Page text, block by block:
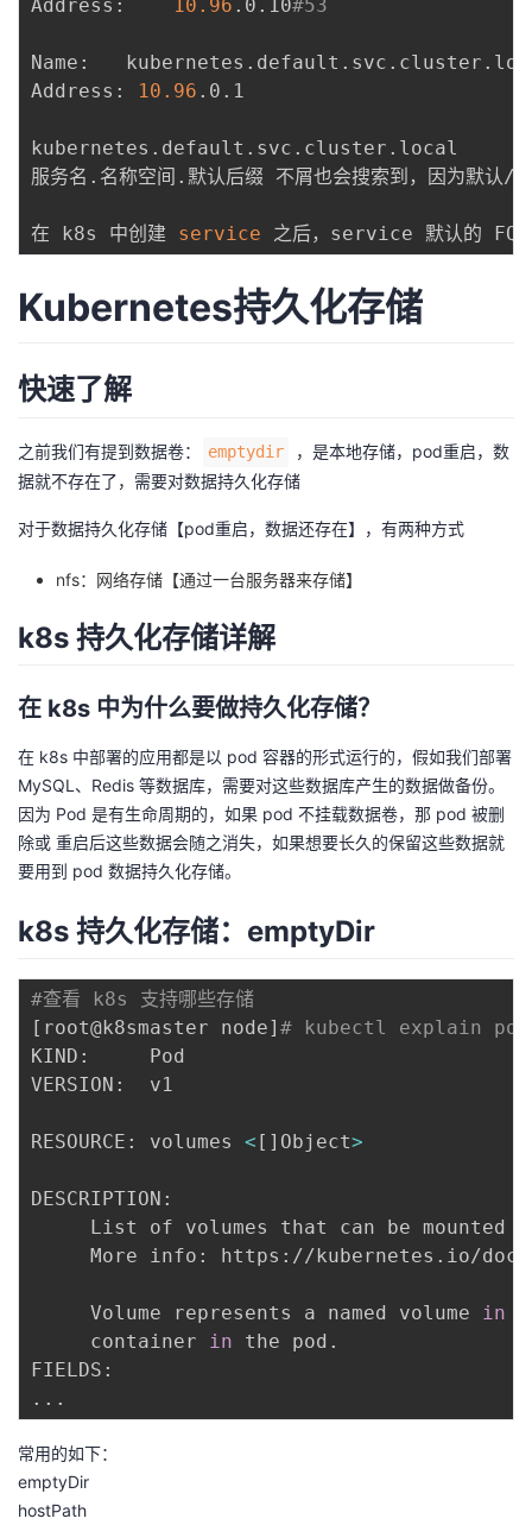
10.96 .0.10#53
Name:	kubernetes.default.svc.cluster.local
Address:
10.96 .0.1
kubernetes.default.svc.cluster.local
服务名.名称空间.默认后缀 不屑也会搜索到，因
在 k8s 中创建 service 之后，service 默认的
Kubernetes持久化存储
快速了解
之前我们有提到数据卷： emptydir
，是本地存储，pod重启，数
据就不存在了，需要对数据持久化存储
对于数据持久化存储【pod重启，数据还存在】，有两种方式
nfs：网络存储【通过一台服务器来存储】
k8s 持久化存储详解
在 k8s 中为什么要做持久化存储？
在 k8s 中部署的应用都是以 pod 容器的形式运行的，假如我们部署
MySQL、Redis 等数据库，需要对这些数据库产生的数据做备份。
因为 Pod 是有生命周期的，如果 pod 不挂载数据卷，那 pod 被删
除或 重启后这些数据会随之消失，如果想要长久的保留这些数据就
要用到 pod 数据持久化存储。
k8s 持久化存储：emptyDir
#查看 k8s 支持哪些存储
[ root@k8smaster node] # kubectl explain
KIND:     Pod
VERSION:  v1
RESOURCE: volumes < [ ] Object>
DESCRIPTION:
List of volumes that can be mounted
More info: https://kubernetes.io/
     Volume represents a named volume
in
     container
in the pod.
..
常用的如下：
emptyDir
hostPath